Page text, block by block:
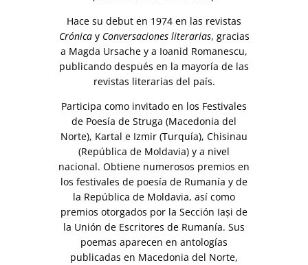
Hace su debut en 1974 en las revistas
Crónicay Conversaciones literarias, gracias
a Magda Ursache y a Ioanid Romanescu,
publicando después en la mayoría de las
revistas literarias del país.
Participa como invitado en los Festivales
de Poesía de Struga (Macedonia del
Norte), Kartal e Izmir (Turquía), Chisinau
(República de Moldavia) y a nivel
nacional. Obtiene numerosos premios en
los festivales de poesía de Rumanía y de
la República de Moldavia, así como
premios otorgados por la Sección Iaşi de
la Unión de Escritores de Rumanía. Sus
poemas aparecen en antologías
publicadas en Macedonia del Norte,